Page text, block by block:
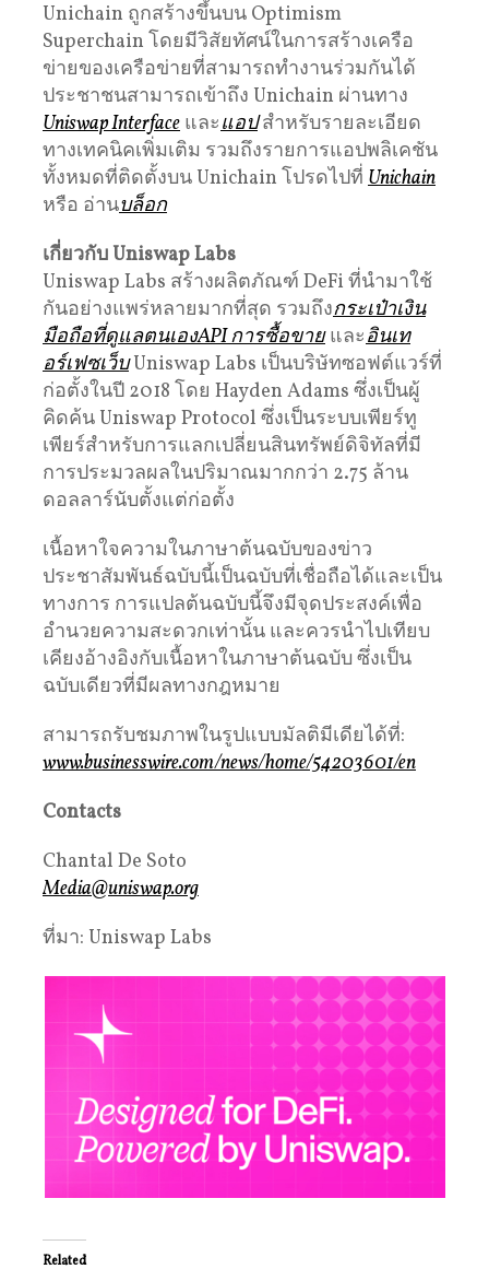
Unichain ถูกสร้างขึ้นบน Optimism
Superchain โดยมีวิสัยทัศน์ในการสร้างเครือ
ข่ายของเครือข่ายที่สามารถทำงานร่วมกันได้
ประชาชนสามารถเข้าถึง Unichain ผ่านทาง
Uniswap Interface และแอปสำหรับรายละเอียด
ทางเทคนิคเพิ่มเติม รวมถึงรายการแอปพลิเคชัน
ทั้งหมดที่ติดตั้งบน Unichain โปรดไปที่ Unichain
หรือ อ่านบล็อก
เกี่ยวกับ Uniswap Labs
Uniswap Labs สร้างผลิตภัณฑ์ DeFi ที่นำมาใช้
กันอย่างแพร่หลายมากที่สุด รวมถึงกระเป๋าเงิน
มือถือที่ดูแลตนเองAPI การซื้อขายและอินเท
อร์เฟซเว็บUniswap Labs เป็นบริษัทซอฟต์แวร์ที่
ก่อตั้งในปี 2018 โดย Hayden Adams ซึ่งเป็นผู้
คิดค้น Uniswap Protocol ซึ่งเป็นระบบเพียร์ทู
เพียร์สำหรับการแลกเปลี่ยนสินทรัพย์ดิจิทัลที่มี
การประมวลผลในปริมาณมากกว่า 2.75 ล้าน
ดอลลาร์นับตั้งแต่ก่อตั้ง
เนื้อหาใจความในภาษาต้นฉบับของข่าว
ประชาสัมพันธ์ฉบับนี้เป็นฉบับที่เชื่อถือได้และเป็น
ทางการ การแปลต้นฉบับนี้จึงมีจุดประสงค์เพื่อ
อำนวยความสะดวกเท่านั้น และควรนำไปเทียบ
เคียงอ้างอิงกับเนื้อหาในภาษาต้นฉบับ ซึ่งเป็น
ฉบับเดียวที่มีผลทางกฎหมาย
สามารถรับชมภาพในรูปแบบมัลติมีเดียได้ที่:
www.businesswire.com/news/home/54203601/en
Contacts
Chantal De Soto
Media@uniswap.org
ที่มา: Uniswap Labs
Related